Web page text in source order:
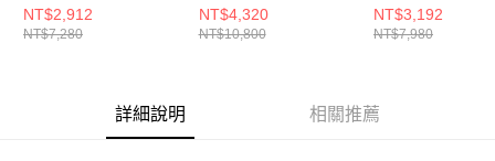
水羽絨睡袋
MIC11128749
NT$2,912
NT$7,280
抗水羽絨睡袋
MIC11108731
NT$4,320
NT$10,800
絨外套
NT$3,192
NT$7,980
詳細說明 相關推薦